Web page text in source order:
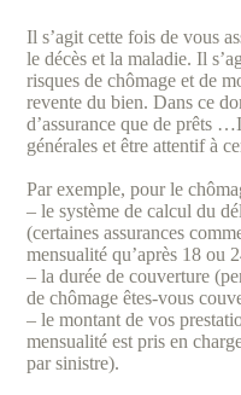
Il s’agit cette fois de vous
le décès et la maladie. Il
risques de chômage et de
revente du bien. Dans ce
d’assurance que de prêts
générales et être attentif à
Par exemple, pour le
– le système de calcul du
(certaines assurances
mensualité qu’après 18 ou
– la durée de couverture
de chômage êtes-vous
– le montant de vos
mensualité est pris en
par sinistre).